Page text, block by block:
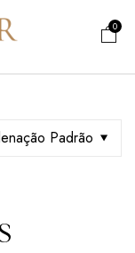
0
Padrão